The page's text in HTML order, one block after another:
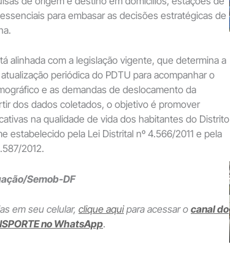
para embasar as decisões estratégicas de
alinhada com a legislação vigente, que determina a
periódica do PDTU para acompanhar o
e as demandas de deslocamento da
dos dados coletados, o objetivo é promover
na qualidade de vida dos habitantes do Distrito
estabelecido pela Lei Distrital nº 4.566/2011 e pela
2012.
Semob-DF
em seu celular, clique aquipara acessar o canal do
no WhatsApp.